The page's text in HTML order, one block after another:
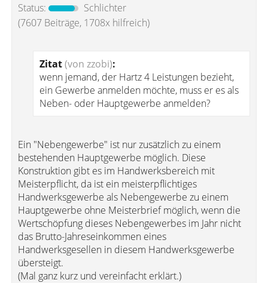
Status:
Schlichter
(7607 Beiträge, 1708x hilfreich)
Zitat(von zzobi):
wenn jemand, der Hartz 4 Leistungen bezieht,
ein Gewerbe anmelden möchte, muss er es als
Neben- oder Hauptgewerbe anmelden?
Ein "Nebengewerbe" ist nur zusätzlich zu einem
bestehenden Hauptgewerbe möglich. Diese
Konstruktion gibt es im Handwerksbereich mit
Meisterpflicht, da ist ein meisterpflichtiges
Handwerksgewerbe als Nebengewerbe zu einem
Hauptgewerbe ohne Meisterbrief möglich, wenn die
Wertschöpfung dieses Nebengewerbes im Jahr nicht
das Brutto-Jahreseinkommen eines
Handwerksgesellen in diesem Handwerksgewerbe
übersteigt.
(Mal ganz kurz und vereinfacht erklärt.)